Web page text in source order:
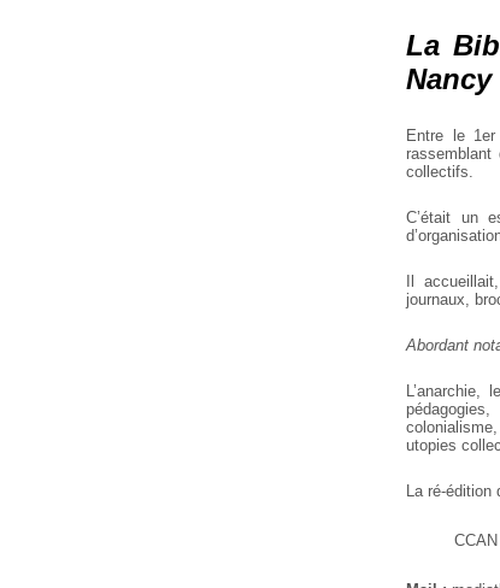
La
Nancy
Entre le
collectifs.
C’était un
Il
journaux,
Abordant
utopies
La ré-
CCAN